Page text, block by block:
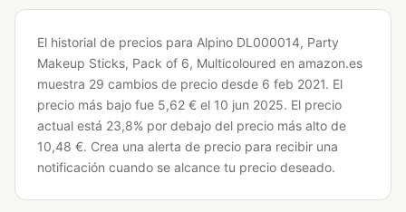
El historial de precios para Alpino DL000014, Party
Makeup Sticks, Pack of 6, Multicoloured en amazon.es
muestra 29 cambios de precio desde 6 feb 2021. El
precio más bajo fue 5,62 € el 10 jun 2025. El precio
actual está 23,8% por debajo del precio más alto de
10,48 €. Crea una alerta de precio para recibir una
notificación cuando se alcance tu precio deseado.